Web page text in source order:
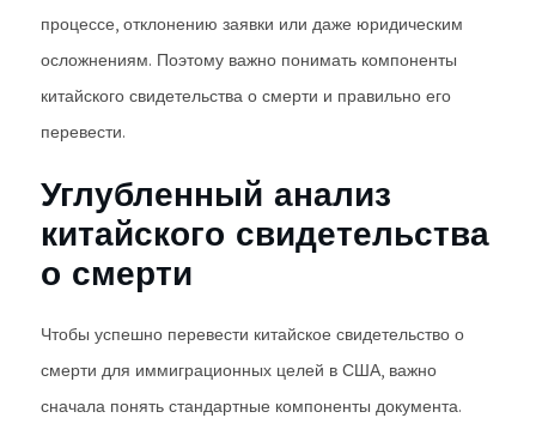
процессе, отклонению заявки или даже юридическим
осложнениям. Поэтому важно понимать компоненты
китайского свидетельства о смерти и правильно его
перевести.
Углубленный анализ
китайского свидетельства
о смерти
Чтобы успешно перевести китайское свидетельство о
смерти для иммиграционных целей в США, важно
сначала понять стандартные компоненты документа.